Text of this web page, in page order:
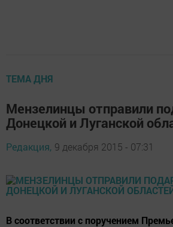
ТЕМА ДНЯ
Мензелинцы отправили
Донецкой и Луганской
Редакция, 9 декабря 2015 - 07:31
В соответствии с поручением